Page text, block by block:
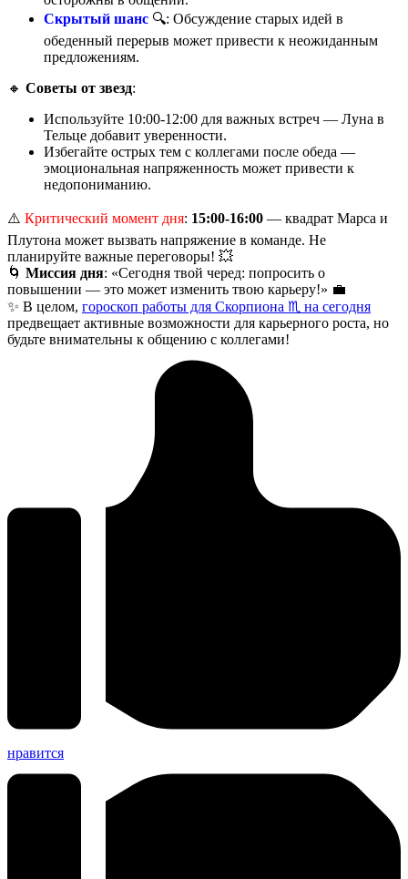
Скрытый шанс 🔍: Обсуждение старых идей в
обеденный перерыв может привести к неожиданным
предложениям.
🔸 Советы от звезд:
Используйте 10:00-12:00 для важных встреч — Луна в
Тельце добавит уверенности.
Избегайте острых тем с коллегами после обеда —
эмоциональная напряженность может привести к
недопониманию.
⚠️ Критический момент дня: 15:00-16:00 — квадрат Марса и
Плутона может вызвать напряжение в команде. Не
планируйте важные переговоры! 💥
🌀 Миссия дня: «Сегодня твой черед: попросить о
повышении — это может изменить твою карьеру!» 💼
✨ В целом, гороскоп работы для Скорпиона ♏ на сегодня
предвещает активные возможности для карьерного роста, но
будьте внимательны к общению с коллегами!
нравится